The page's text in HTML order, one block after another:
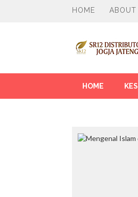
HOME ABOUT
HOME